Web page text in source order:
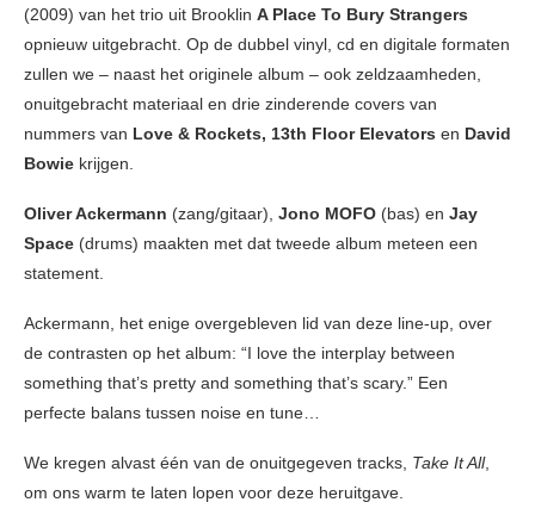
(2009) van het trio uit Brooklin A Place To Bury Strangers
opnieuw uitgebracht. Op de dubbel vinyl, cd en digitale formaten
zullen we – naast het originele album – ook zeldzaamheden,
onuitgebracht materiaal en drie zinderende covers van
nummers van Love & Rockets, 13th Floor Elevators en David
Bowie krijgen.
Oliver Ackermann (zang/gitaar), Jono MOFO (bas) en Jay
Space (drums) maakten met dat tweede album meteen een
statement.
Ackermann, het enige overgebleven lid van deze line-up, over
de contrasten op het album: “I love the interplay between
something that’s pretty and something that’s scary.” Een
perfecte balans tussen noise en tune…
We kregen alvast één van de onuitgegeven tracks, Take It All,
om ons warm te laten lopen voor deze heruitgave.